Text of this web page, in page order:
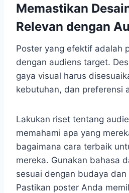
Memastikan
Relevan dengan
Poster yang efektif adalah
dengan audiens target.
gaya visual harus
kebutuhan, dan preferensi
Lakukan riset tentang
memahami apa yang
bagaimana cara terbaik
mereka. Gunakan bahasa
sesuai dengan budaya
Pastikan poster Anda